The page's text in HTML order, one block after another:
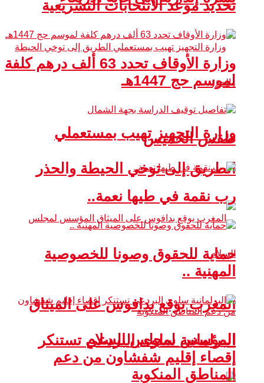
وزارة التجهيز تهيب بمستعملي
الطريق إلى توخي الحيطة والحذر
المغرب يوقع بدافوس على الميثاق
المؤسس لمجلس السلام
تحديد موعد الانتخابات التشريعية
وزارة الأوقاف تحدد 63 ألف درهم كلفة
لموسم حج 1447هـ
طقس الخميس
رب نقمة في طيها نعمة..
حماية للحقوق وصونا للخصوصية
المهنية ..
البرلمانية سلوى البردعي تستنكر
إقصاء إقليم شفشاون من دعم
المناطق المنكوبة